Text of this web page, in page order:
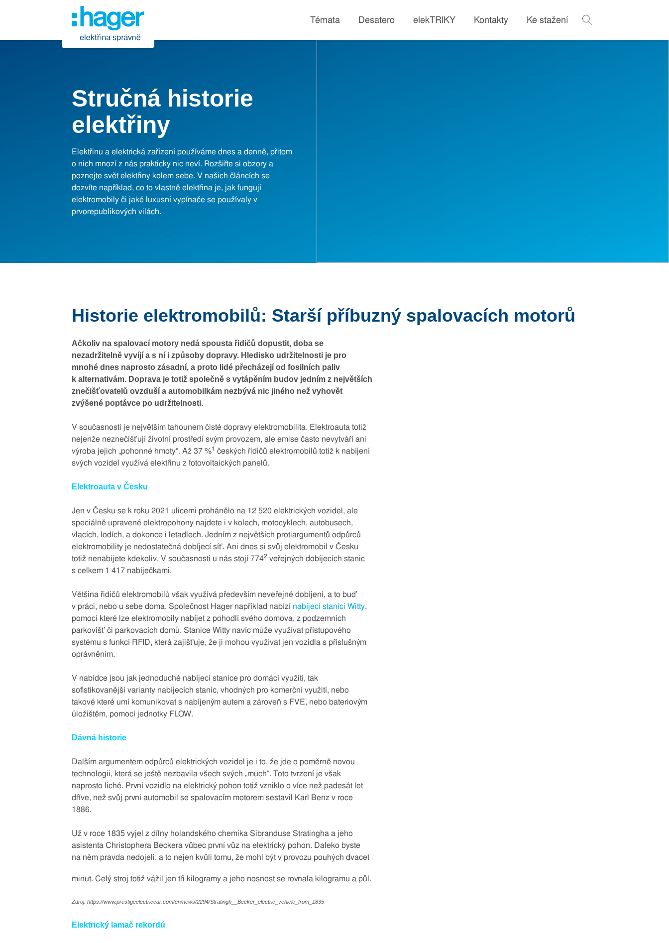
Témata Desatero elekTRIKY Kontakty Ke stažení
Stručná historie
elektřiny
Elektřinu a elektrická zařízení používáme dnes a denně, přitom
o nich mnozí z nás prakticky nic neví. Rozšiřte si obzory a
poznejte svět elektřiny kolem sebe. V našich článcích se
dozvíte například, co to vlastně elektřina je, jak fungují
elektromobily či jaké luxusní vypínače se používaly v
prvorepublikových vilách.
Historie elektromobilů: Starší příbuzný spalovacích motorů
Ačkoliv na spalovací motory nedá spousta řidičů dopustit, doba se
nezadržitelně vyvíjí a s ní i způsoby dopravy. Hledisko udržitelnosti je pro
mnohé dnes naprosto zásadní, a proto lidé přecházejí od fosilních paliv
k alternativám. Doprava je totiž společně s vytápěním budov jedním z největších
znečišťovatelů ovzduší a automobilkám nezbývá nic jiného než vyhovět
zvýšené poptávce po udržitelnosti.
V současnosti je největším tahounem čisté dopravy elektromobilita. Elektroauta totiž
nejenže neznečišťují životní prostředí svým provozem, ale emise často nevytváří ani
výroba jejich „pohonné hmoty“. Až 37 %1 českých řidičů elektromobilů totiž k nabíjení
svých vozidel využívá elektřinu z fotovoltaických panelů.
Elektroauta v Česku
Jen v Česku se k roku 2021 ulicemi prohánělo na 12 520 elektrických vozidel, ale
speciálně upravené elektropohony najdete i v kolech, motocyklech, autobusech,
vlacích, lodích, a dokonce i letadlech. Jedním z největších protiargumentů odpůrců
elektromobility je nedostatečná dobíjecí síť. Ani dnes si svůj elektromobil v Česku
totiž nenabijete kdekoliv. V současnosti u nás stojí 7742 veřejných dobíjecích stanic
s celkem 1 417 nabíječkami.
Většina řidičů elektromobilů však využívá především neveřejné dobíjení, a to buď
v práci, nebo u sebe doma. Společnost Hager například nabízí nabíjecí stanici Witty,
pomocí které lze elektromobily nabíjet z pohodlí svého domova, z podzemních
parkovišť či parkovacích domů. Stanice Witty navíc může využívat přístupového
systému s funkcí RFID, která zajišťuje, že ji mohou využívat jen vozidla s příslušným
oprávněním.
V nabídce jsou jak jednoduché nabíjecí stanice pro domácí využití, tak
sofistikovanější varianty nabíjecích stanic, vhodných pro komerční využití, nebo
takové které umí komunikovat s nabíjeným autem a zároveň s FVE, nebo bateriovým
úložištěm, pomocí jednotky FLOW.
Dávná historie
Dalším argumentem odpůrců elektrických vozidel je i to, že jde o poměrně novou
technologii, která se ještě nezbavila všech svých „much“. Toto tvrzení je však
naprosto liché. První vozidlo na elektrický pohon totiž vzniklo o více než padesát let
dříve, než svůj první automobil se spalovacím motorem sestavil Karl Benz v roce
1886.
Už v roce 1835 vyjel z dílny holandského chemika Sibranduse Stratingha a jeho
asistenta Christophera Beckera vůbec první vůz na elektrický pohon. Daleko byste
na něm pravda nedojeli, a to nejen kvůli tomu, že mohl být v provozu pouhých dvacet
minut. Celý stroj totiž vážil jen tři kilogramy a jeho nosnost se rovnala kilogramu a půl.
Zdroj: https://www.prestigeelectriccar.com/en/news/2294/Stratingh__Becker_electric_vehicle_from_1835
Elektrický lamač rekordů